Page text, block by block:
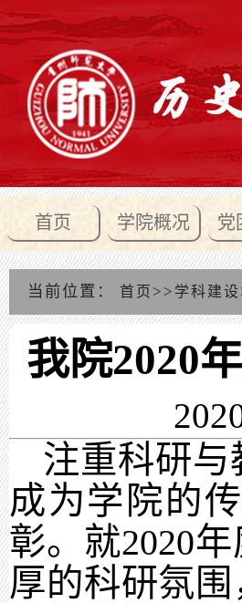
首页 学院概况 党
当前位置： 首页 >> 学科建设
我院2020
注重科研
成为学院的
彰。就2020
厚的科研氛